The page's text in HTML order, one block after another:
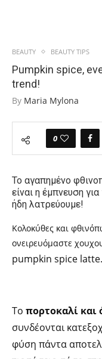
BEAUTY BEAUTY TIPS
Pumpkin spice,
trend!
By Maria Mylona
0
To αγαπημένο
είναι η έμπνευση
ήδη λατρεύουμε!
Κολοκύθες και
ονειρευόμαστε
pumpkin spice latte.
Το πορτοκαλί και
συνδέονται
φύση πάντα